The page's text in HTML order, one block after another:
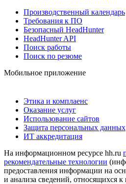
Производственный календарь
Требования к ПО
Безопасный HeadHunter
HeadHunter API
Поиск работы
Поиск по резюме
Мобильное приложение
Этика и комплаенс
Оказание услуг
Использование сайтов
Защита персональных данных
ИТ аккредитация
На информационном ресурсе hh.ru
рекомендательные технологии
предоставления информации на
и анализа сведений, относящихся